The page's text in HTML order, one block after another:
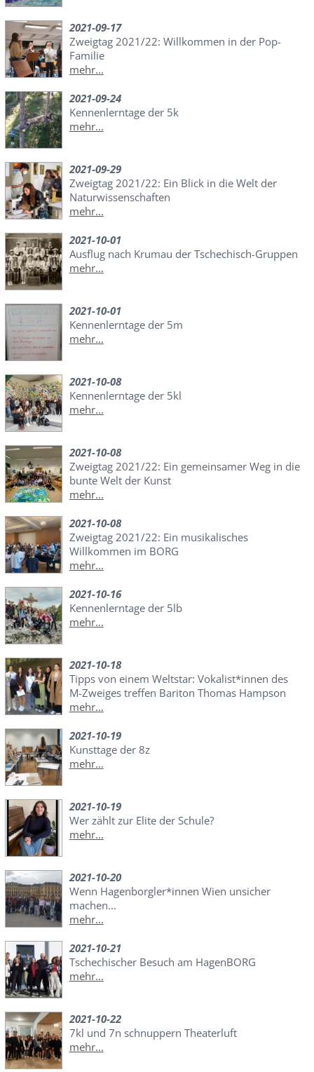
2021-09-17
Zweigtag 2021/22: Willkommen in der Pop-
Familie
mehr...
2021-09-24
Kennenlerntage der 5k
mehr...
2021-09-29
Zweigtag 2021/22: Ein Blick in die Welt der
Naturwissenschaften
mehr...
2021-10-01
Ausflug nach Krumau der Tschechisch-Gruppen
mehr...
2021-10-01
Kennenlerntage der 5m
mehr...
2021-10-08
Kennenlerntage der 5kl
mehr...
2021-10-08
Zweigtag 2021/22: Ein gemeinsamer Weg in die
bunte Welt der Kunst
mehr...
2021-10-08
Zweigtag 2021/22: Ein musikalisches
Willkommen im BORG
mehr...
2021-10-16
Kennenlerntage der 5lb
mehr...
2021-10-18
Tipps von einem Weltstar: Vokalist*innen des
M-Zweiges treffen Bariton Thomas Hampson
mehr...
2021-10-19
Kunsttage der 8z
mehr...
2021-10-19
Wer zählt zur Elite der Schule?
mehr...
2021-10-20
Wenn Hagenborgler*innen Wien unsicher
machen...
mehr...
2021-10-21
Tschechischer Besuch am HagenBORG
mehr...
2021-10-22
7kl und 7n schnuppern Theaterluft
mehr...